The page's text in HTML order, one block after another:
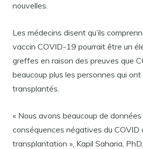
nouvelles.
Les médecins disent qu’ils
vaccin COVID-19 pourrait être un
greffes en raison des preuves que
beaucoup plus les personnes qui
transplantés.
« Nous avons beaucoup de
conséquences négatives du COVID
transplantation », Kapil Saharia,